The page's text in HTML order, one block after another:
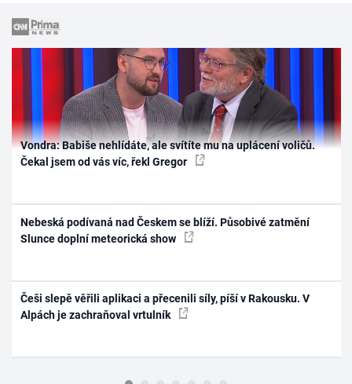
Vondra: Babiše nehlídáte, ale svítíte mu na uplácení voličů.
Čekal jsem od vás víc, řekl Gregor
Nebeská podívaná nad Českem se blíží. Působivé zatmění
Slunce doplní meteorická show
Češi slepě věřili aplikaci a přecenili síly, píší v Rakousku. V
Alpách je zachraňoval vrtulník